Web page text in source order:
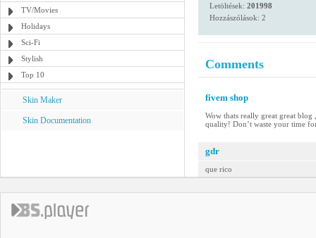
TV/Movies
Holidays
Sci-Fi
Stylish
Top 10
Skin Maker
Skin Documentation
Letöltések: 201998
Hozzászólások: 2
Comments
fivem shop
Wow thats really great great
quality! Don’t waste your time
gdr
que rico